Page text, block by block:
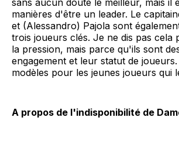
manières d'être un leader. Le
et (Alessandro) Pajola sont
trois joueurs clés. Je ne dis pas cela
la pression, mais parce qu'ils sont
engagement et leur statut de
modèles pour les jeunes joueurs qui
A propos de l'indisponibilité de